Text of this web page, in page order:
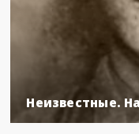
Неизвестные.